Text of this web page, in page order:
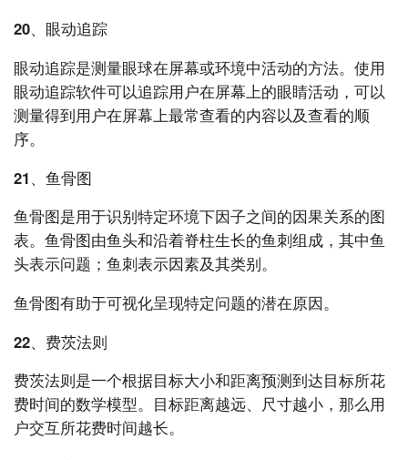
20、眼动追踪
眼动追踪是测量眼球在屏幕或环境中活动的方法。使用
眼动追踪软件可以追踪用户在屏幕上的眼睛活动，可以
测量得到用户在屏幕上最常查看的内容以及查看的顺
序。
21、鱼骨图
鱼骨图是用于识别特定环境下因子之间的因果关系的图
表。鱼骨图由鱼头和沿着脊柱生长的鱼刺组成，其中鱼
头表示问题；鱼刺表示因素及其类别。
鱼骨图有助于可视化呈现特定问题的潜在原因。
22、费茨法则
费茨法则是一个根据目标大小和距离预测到达目标所花
费时间的数学模型。目标距离越远、尺寸越小，那么用
户交互所花费时间越长。